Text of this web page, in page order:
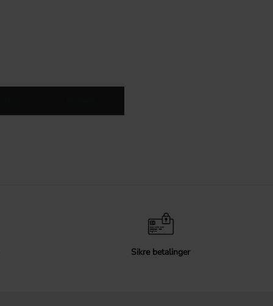
Sikre betalinger